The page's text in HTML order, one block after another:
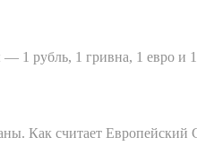
1 рубль, 1 гривна, 1 евро и
Как считает